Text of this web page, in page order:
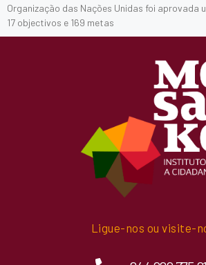
Organização das Nações Unidas foi aprovada
17 objectivos e 169 metas
Ligue-nos ou visite-